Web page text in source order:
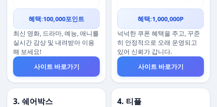
혜택:100,000포인트
최신 영화, 드라마, 예능, 애니를
실시간 감상 및 내려받아 이용
해 보세요!
사이트 바로가기
혜택:1,000,000P
넉넉한 쿠폰 혜택을 주고, 꾸준
히 안정적으로 오래 운영되고
있어 신뢰가 갑니다.
사이트 바로가기
3. 쉐어박스 4. 티플